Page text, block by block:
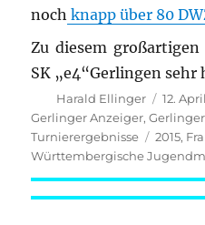
noch knapp über 80
Zu diesem
SK „e4“Gerlingen sehr
Autor
Harald Ellinger
am
12.
Gerlinger Anzeiger,
Turnierergebnisse
2015,
Württembergische